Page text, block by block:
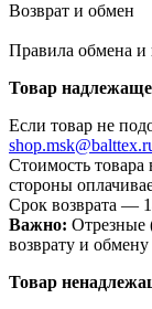
Возврат и обмен
Правила обмена и
Товар
Если товар не
Стоимость товара
стороны
Срок возврата —
Важно: Отрезные
возврату и
Товар